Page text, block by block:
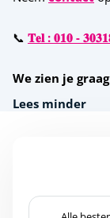
📞 𝐓𝐞𝐥 : 𝟎𝟏𝟎 -
We zien je
Lees minder